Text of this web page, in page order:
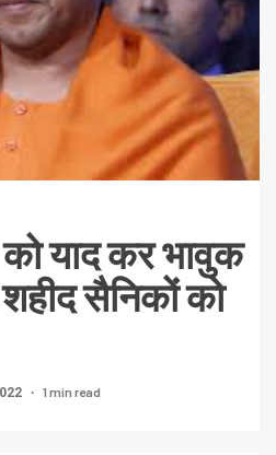
याद कर भावुक
सैनिकों को
1 min read